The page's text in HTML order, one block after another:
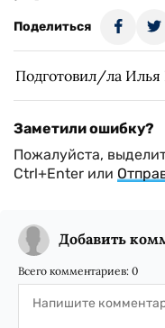
Поделиться
Подготовил/ла
Заметили ошибку?
Пожалуйста,
Ctrl+Enter или
Добавить
Всего комментариев: 0